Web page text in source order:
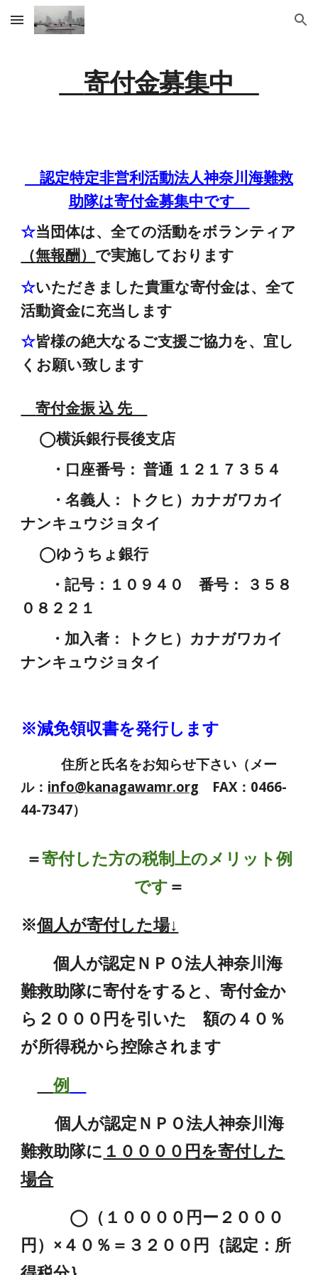
Skip to main content Skip to navigation
寄付金募集中
認定特定非営利活動法人神奈川海難救
助隊は寄付金募集中です
☆当団体は、全ての活動をボランティア
（無報酬） で実施しております
☆いただきました貴重な寄付金は、全て
活動資金に充当します
☆皆様の絶大なるご支援ご協力を、宜し
くお願い致します
寄付金振 込 先
◯横浜銀行長後支店
・口座番号： 普通 １２１７３５４
・名義人： トクヒ）カナガワカイ
ナンキュウジョタイ
◯ゆうちょ銀行
・記号：１０９４０ 番号： ３５８
０８２２１
・加入者： トクヒ）カナガワカイ
ナンキュウジョタイ
※減免領収書を発行します
住所と氏名をお知らせ下さい（メー
ル： info@kanagawamr.org FAX：0466-
44-7347）
＝寄付した方の税制上のメリット例
です＝
※個人が寄付した場↓
個人が認定ＮＰＯ法人神奈川海
難救助隊に寄付をすると、寄付金か
ら２０００円を引いた 額の４０％
が所得税から控除されます
例
個人が認定ＮＰＯ法人神奈川海
難救助隊に １００００円を寄付した
場合
◯（１００００円ー２０００
円）×４０％＝３２００円｛認定：所